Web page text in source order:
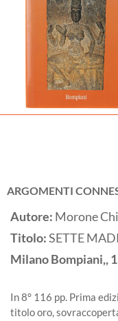
ARGOMENTI
Autore: Morone
Titolo:SETTE
MilanoBompiani,,
In 8° 116 pp. Prima
titolo oro,